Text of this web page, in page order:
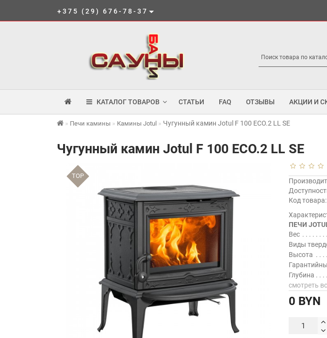
+375 (29) 676-78-37
КАТАЛОГ ТОВАРОВ СТАТЬИ FAQ ОТЗЫВЫ АКЦИИ И
Печи камины Камины Jotul Чугунный камин Jotul F 100 ECO.2 LL SE
Чугунный камин Jotul F 100 ECO.2 LL SE
TOP
Код товара:
ПЕЧИ
Вес
Виды
Высота
Глубина
смотреть
0 BYN